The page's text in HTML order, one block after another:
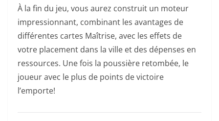
À la fin du jeu, vous aurez construit un moteur
impressionnant, combinant les avantages de
différentes cartes Maîtrise, avec les effets de
votre placement dans la ville et des dépenses en
ressources. Une fois la poussière retombée, le
joueur avec le plus de points de victoire
l’emporte!